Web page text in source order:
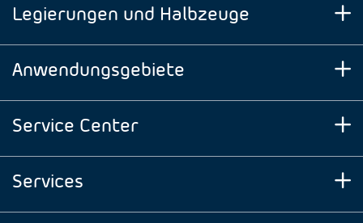
Legierungen und Halbzeuge
Anwendungsgebiete
Service Center
Services